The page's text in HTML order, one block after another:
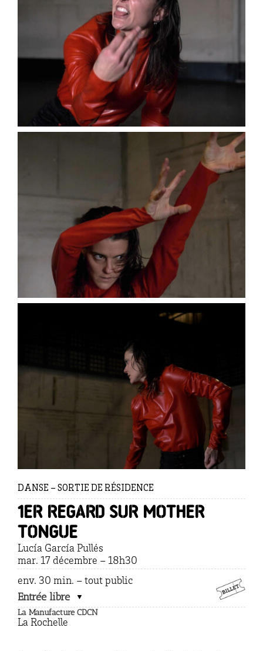
DANSE – SORTIE DE RÉSIDENCE
1er regard sur Mother
tongue
Lucía García Pullés
mar. 17 décembre – 18h30
env. 30 min. – tout public
Entrée libre
La Manufacture CDCN
La Rochelle